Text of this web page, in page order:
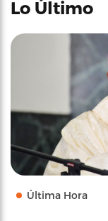
Lo Último
Última Hora